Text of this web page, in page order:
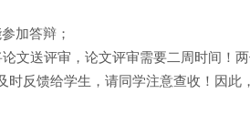
加答辩；
文送评审，论文评审需要二周时间！
反馈给学生，请同学注意查收！因